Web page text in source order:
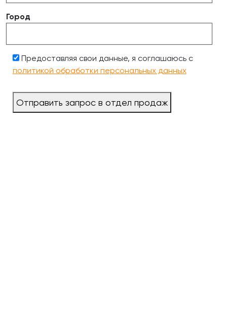
Город
Предоставляя свои данные, я соглашаюсь с
политикой обработки персональных данных
Отправить запрос в отдел продаж